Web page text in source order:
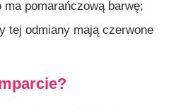
ma pomarańczową barwę;
tej odmiany mają czerwone